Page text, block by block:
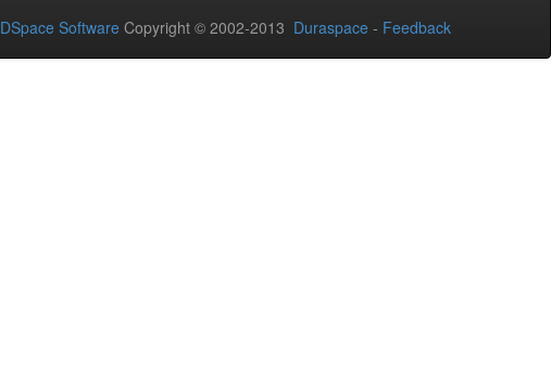
DSpace Software Copyright © 2002-2013 Duraspace - Feedback